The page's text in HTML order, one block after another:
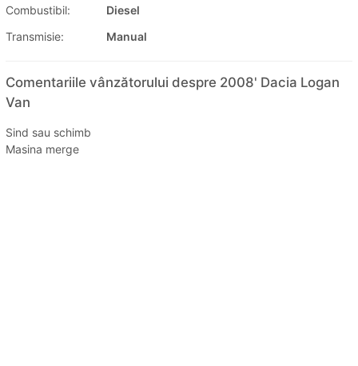
Combustibil:
Diesel
Transmisie:
Manual
Comentariile vânzătorului despre 2008' Dacia Logan
Van
Sind sau schimb
Masina merge